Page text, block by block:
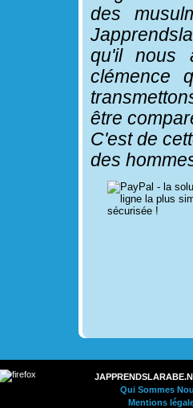
des
qu'il nous
clémence
être
C'est de
des
Qui Sommes
Mentions